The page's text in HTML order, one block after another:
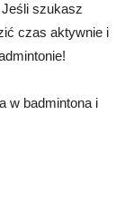
szukasz
czas aktywnie i
w badmintona i